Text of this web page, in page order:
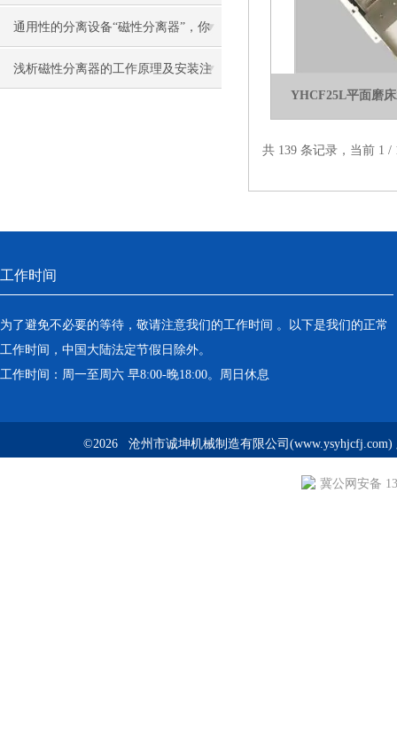
原理真的可以了解下
通用性的分离设备“磁性分离器”，你
了解多少？
浅析磁性分离器的工作原理及安装注
YHCF25L平面磨
共 139 条记录，当前
工作时间
为了避免不必要的等待，敬请注意我们的工作时间 。以下是我们的正常
工作时间，中国大陆法定节假日除外。
工作时间：周一至周六 早8:00-晚18:00。周日休息
©2026 沧州市诚坤机械制造有限公司
冀公网安备